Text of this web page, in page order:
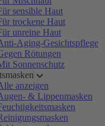
sensible Haut
trockene Haut
unreine Haut
Aging-Gesichtspflege
Rötungen
Sonnenschutz
anzeigen
& Lippenmasken